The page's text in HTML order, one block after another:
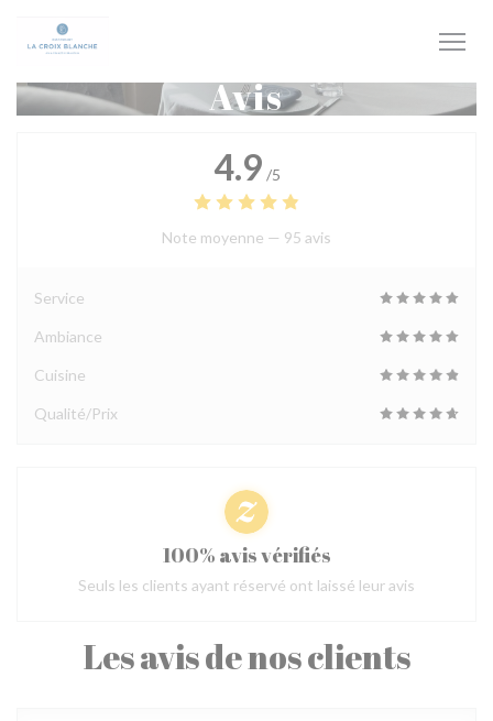
Avis
Les avis de nos clients
4.9 /5
Note moyenne — 95 avis
Service
Ambiance
Cuisine
Qualité/Prix
100% avis vérifiés
Seuls les clients ayant réservé ont laissé leur avis